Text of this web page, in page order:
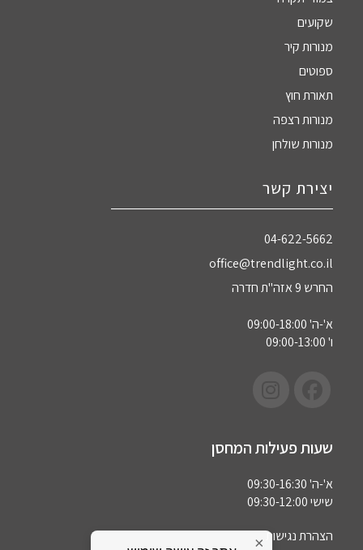
שקועים
מנורות קיר
ספוטים
תאורת חוץ
מנורות רצפה
מנורות שולחן
יצירת קשר
04-622-5662‏
office@trendlight.co.il
החרש 9 אזה"ת חדרה
א'-ה' 09:00-18:00
ו' 09:00-13:00
שעות פעילות המחסן
א'-ה' 09:30-16:30
שישי 09:30-12:00
הצהרת נגישות×